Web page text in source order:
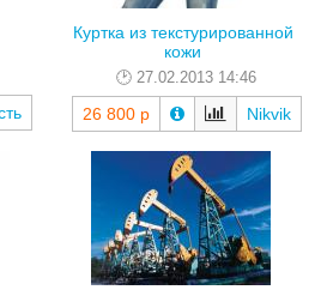
Куртка из текстурированной
кожи
27.02.2013 14:46
26 800 р Nikvik